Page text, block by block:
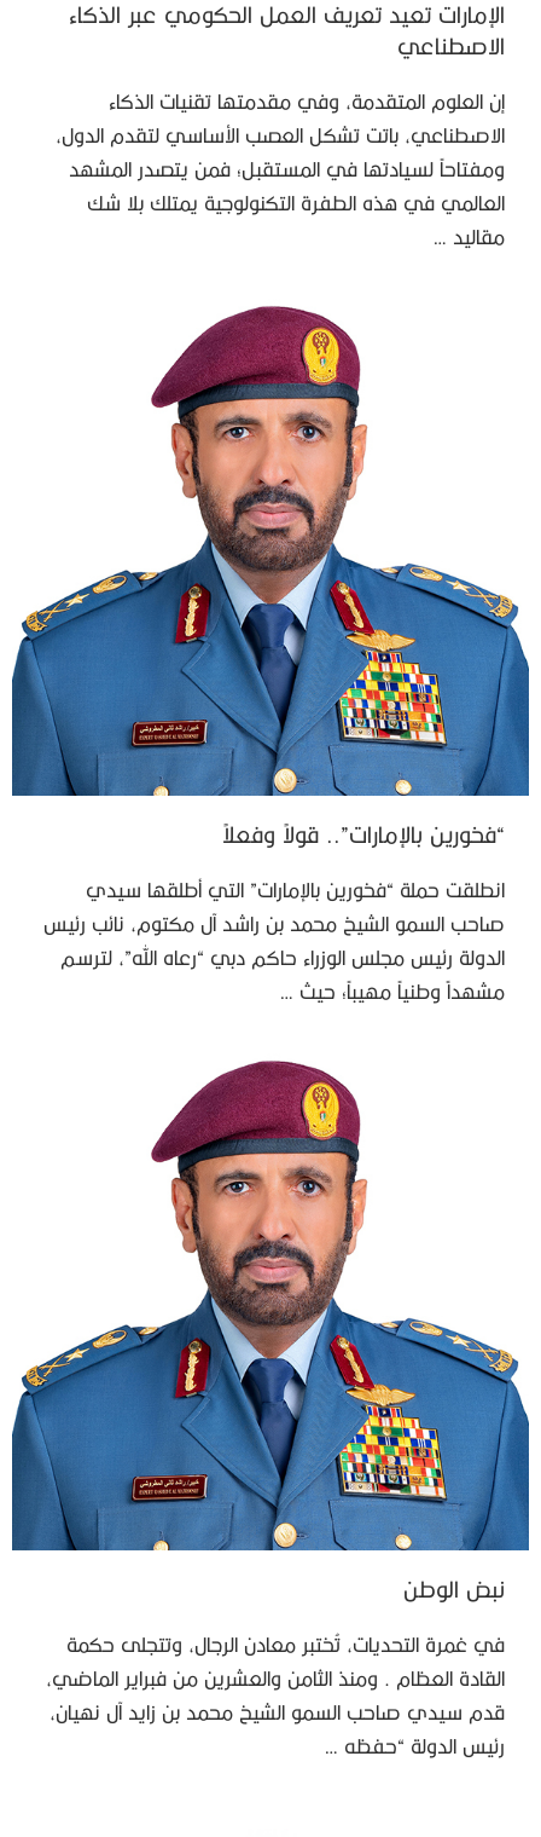
الإمارات تعيد تعريف العمل الحكومي عبر الذكاء
الاصطناعي
إن العلوم المتقدمة، وفي مقدمتها تقنيات الذكاء
الاصطناعي، باتت تشكل العصب الأساسي لتقدم الدول،
ومفتاحاً لسيادتها في المستقبل؛ فمن يتصدر المشهد
العالمي في هذه الطفرة التكنولوجية يمتلك بلا شك
مقاليد …
“فخورين بالإمارات”.. قولاً وفعلاً
انطلقت حملة “فخورين بالإمارات” التي أطلقها سيدي
صاحب السمو الشيخ محمد بن راشد آل مكتوم، نائب رئيس
الدولة رئيس مجلس الوزراء حاكم دبي “رعاه الله”، لترسم
مشهداً وطنياً مهيباً؛ حيث …
نبض الوطن
في غمرة التحديات، تُختبر معادن الرجال، وتتجلى حكمة
القادة العظام . ومنذ الثامن والعشرين من فبراير الماضي،
قدم سيدي صاحب السمو الشيخ محمد بن زايد آل نهيان،
رئيس الدولة “حفظه …